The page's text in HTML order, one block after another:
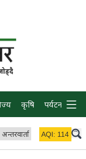
कृषि पर्यटन प्रवास
अन्तरवार्ता विचार/ब्लग
AQI: 114